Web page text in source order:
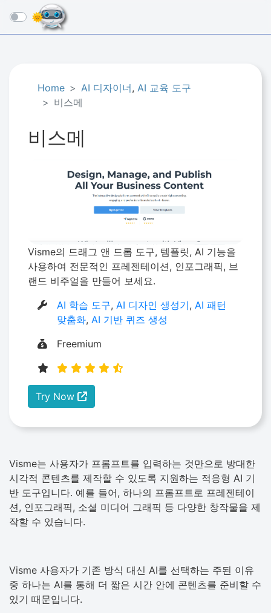
☰
Home AI 디자이너, AI 교육 도구
비스메
비스메
Visme의 드래그 앤 드롭 도구, 템플릿, AI 기능을
사용하여 전문적인 프레젠테이션, 인포그래픽, 브
랜드 비주얼을 만들어 보세요.
AI 학습 도구,AI 디자인 생성기,AI 패턴
맞춤화,AI 기반 퀴즈 생성
Freemium
Try Now
Visme는 사용자가 프롬프트를 입력하는 것만으로 방대한
시각적 콘텐츠를 제작할 수 있도록 지원하는 적응형 AI 기
반 도구입니다. 예를 들어, 하나의 프롬프트로 프레젠테이
션, 인포그래픽, 소셜 미디어 그래픽 등 다양한 창작물을 제
작할 수 있습니다.
Visme 사용자가 기존 방식 대신 AI를 선택하는 주된 이유
중 하나는 AI를 통해 더 짧은 시간 안에 콘텐츠를 준비할 수
있기 때문입니다.